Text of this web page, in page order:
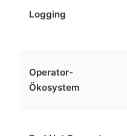
Logging
Operator-
Ökosystem